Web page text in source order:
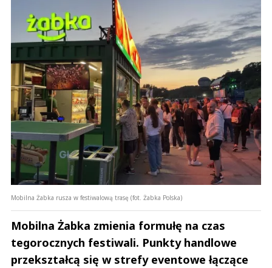
Mobilna Żabka rusza w festiwalową trasę (fot. Żabka Polska)
Mobilna Żabka zmienia formułę na czas
tegorocznych festiwali. Punkty handlowe
przekształcą się w strefy eventowe łączące